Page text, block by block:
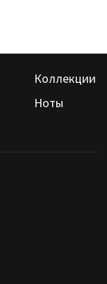
Коллекции
Ноты